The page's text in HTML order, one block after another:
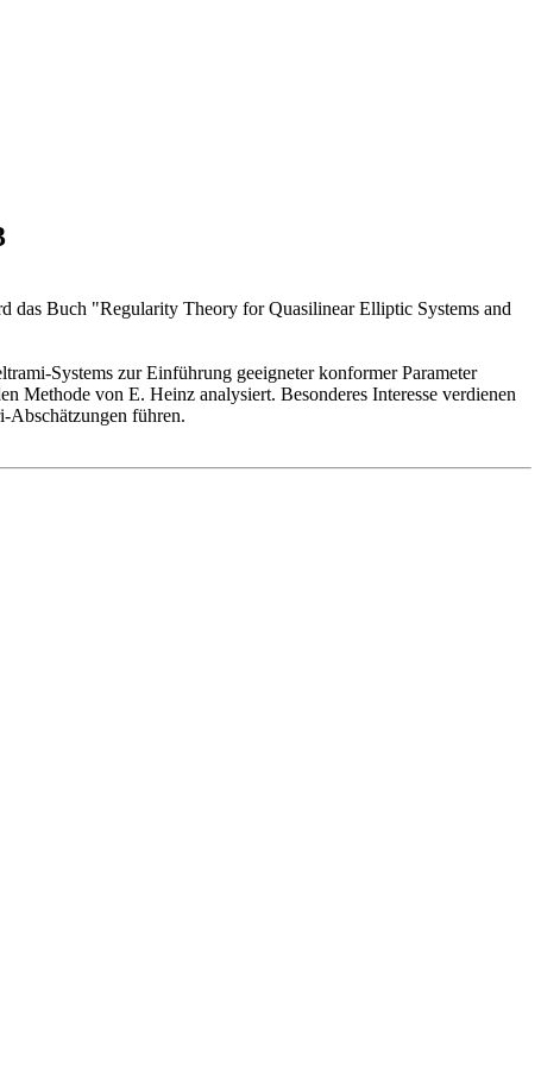
das Buch "Regularity Theory for Quasilinear Elliptic Systems and
Systems zur Einführung geeigneter konformer Parameter
Methode von E. Heinz analysiert. Besonderes Interesse verdienen
Abschätzungen führen.